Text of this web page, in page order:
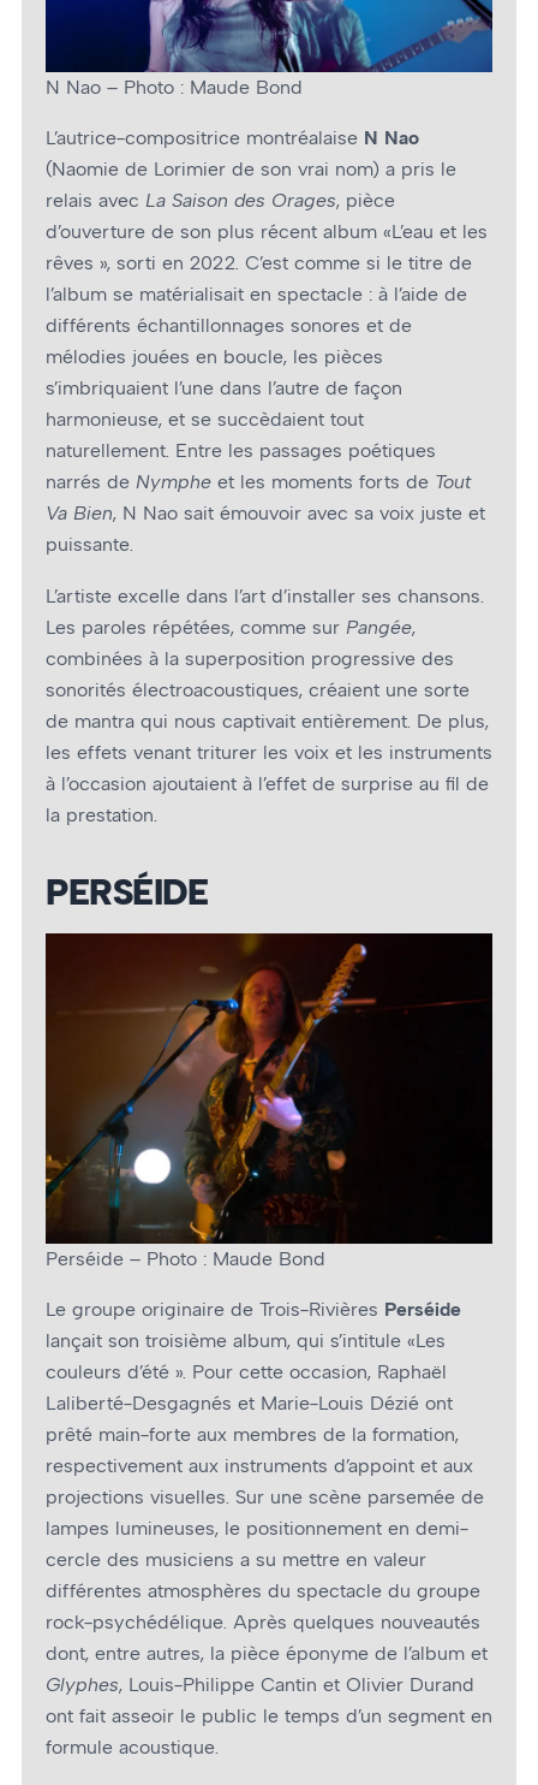
N Nao – Photo : Maude Bond
L’autrice-compositrice montréalaise N Nao
(Naomie de Lorimier de son vrai nom) a pris le
relais avec La Saison des Orages, pièce
d’ouverture de son plus récent album «L’eau et les
rêves », sorti en 2022. C’est comme si le titre de
l’album se matérialisait en spectacle : à l’aide de
différents échantillonnages sonores et de
mélodies jouées en boucle, les pièces
s’imbriquaient l’une dans l’autre de façon
harmonieuse, et se succèdaient tout
naturellement. Entre les passages poétiques
narrés de Nymphe et les moments forts de Tout
Va Bien, N Nao sait émouvoir avec sa voix juste et
puissante.
L’artiste excelle dans l’art d’installer ses chansons.
Les paroles répétées, comme sur Pangée,
combinées à la superposition progressive des
sonorités électroacoustiques, créaient une sorte
de mantra qui nous captivait entièrement. De plus,
les effets venant triturer les voix et les instruments
à l’occasion ajoutaient à l’effet de surprise au fil de
la prestation.
PERSÉIDE
Perséide – Photo : Maude Bond
Le groupe originaire de Trois-Rivières Perséide
lançait son troisième album, qui s’intitule «Les
couleurs d’été ». Pour cette occasion, Raphaël
Laliberté-Desgagnés et Marie-Louis Dézié ont
prêté main-forte aux membres de la formation,
respectivement aux instruments d’appoint et aux
projections visuelles. Sur une scène parsemée de
lampes lumineuses, le positionnement en demi-
cercle des musiciens a su mettre en valeur
différentes atmosphères du spectacle du groupe
rock-psychédélique. Après quelques nouveautés
dont, entre autres, la pièce éponyme de l’album et
Glyphes, Louis-Philippe Cantin et Olivier Durand
ont fait asseoir le public le temps d’un segment en
formule acoustique.